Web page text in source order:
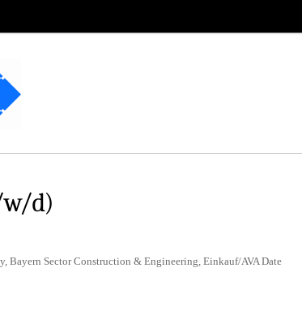
d)
Bayern Sector Construction & Engineering, Einkauf/AVA Date